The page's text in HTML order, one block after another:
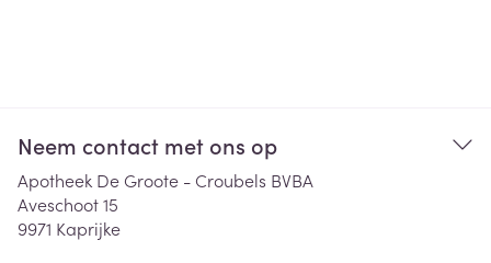
Neem contact met ons op
Apotheek De Groote - Croubels BVBA
Aveschoot 15
9971 Kaprijke